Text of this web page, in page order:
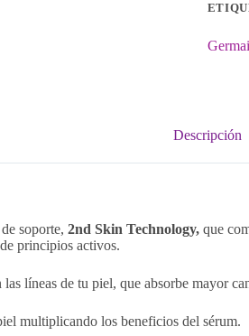
Descripción
soporte, 2nd Skin Technology, que
principios activos.
líneas de tu piel, que absorbe mayor
multiplicando los beneficios del sérum.